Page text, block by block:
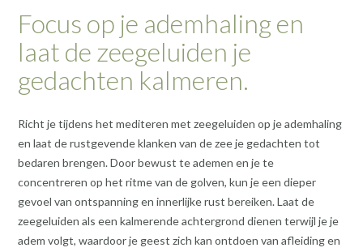
Focus op je ademhaling en
laat de zeegeluiden je
gedachten kalmeren.
Richt je tijdens het mediteren met zeegeluiden op je ademhaling
en laat de rustgevende klanken van de zee je gedachten tot
bedaren brengen. Door bewust te ademen en je te
concentreren op het ritme van de golven, kun je een dieper
gevoel van ontspanning en innerlijke rust bereiken. Laat de
zeegeluiden als een kalmerende achtergrond dienen terwijl je je
adem volgt, waardoor je geest zich kan ontdoen van afleiding en